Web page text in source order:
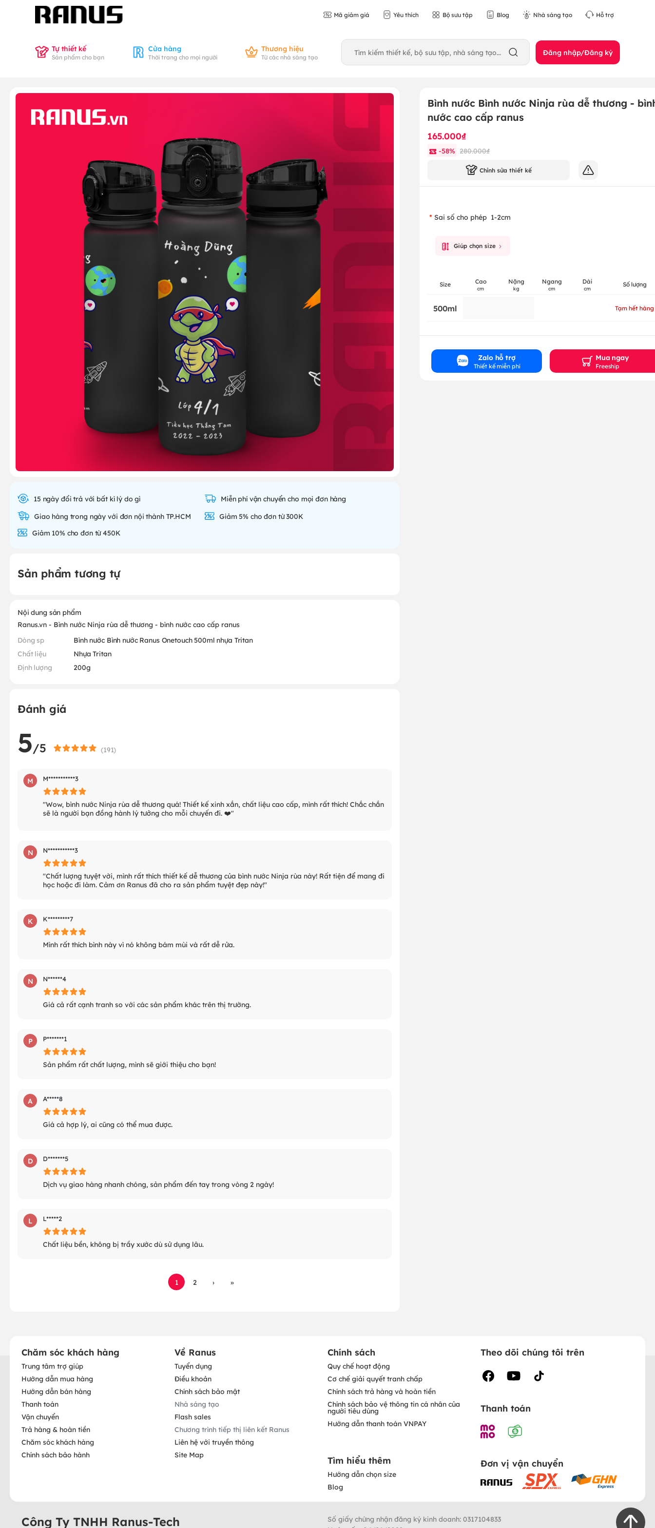
Mã giảm giá Yêu thích Bộ sưu tập Blog Nhà sáng tạo Hỗ trợ
Tự thiết kế
Sản phẩm cho bạn
Cửa hàng
Thời trang cho mọi người
Thương hiệu
Từ các nhà sáng tạo Đăng nhập/Đăng ký
15 ngày đổi trả với bất kì lý do gì
Miễn phí vận chuyển cho mọi đơn hàng
Giao hàng trong ngày với đơn nội thành TP.HCM
Giảm 5% cho đơn từ 300K
Giảm 10% cho đơn từ 450K
Sản phẩm tương tự
Nội dung sản phẩm
Ranus.vn - Bình nước Ninja rùa dễ thương - bình nước cao cấp ranus
Dòng sp
Bình nước Bình nước Ranus Onetouch 500ml nhựa Tritan
Chất liệu
Nhựa Tritan
Định lượng
200g
Đánh giá
5/5 (191)
M M***********3
"Wow, bình nước Ninja rùa dễ thương quá! Thiết kế xinh xắn, chất liệu cao cấp, mình rất thích! Chắc chắn
sẽ là người bạn đồng hành lý tưởng cho mỗi chuyến đi. ❤️"
N N***********3
"Chất lượng tuyệt vời, mình rất thích thiết kế dễ thương của bình nước Ninja rùa này! Rất tiện để mang đi
học hoặc đi làm. Cảm ơn Ranus đã cho ra sản phẩm tuyệt đẹp này!"
K K*********7
Mình rất thích bình này vì nó không bám mùi và rất dễ rửa.
N N******4
Giá cả rất cạnh tranh so với các sản phẩm khác trên thị trường.
P P*******1
Sản phẩm rất chất lượng, mình sẽ giới thiệu cho bạn!
A A*****8
Giá cả hợp lý, ai cũng có thể mua được.
D D*******5
Dịch vụ giao hàng nhanh chóng, sản phẩm đến tay trong vòng 2 ngày!
L L*****2
Chất liệu bền, không bị trầy xước dù sử dụng lâu.
1 2 › »
Bình nước Bình nước Ninja rùa dễ thương -
nước cao cấp ranus
165.000₫
-58% 280.000₫
Chỉnh sửa thiết kế
Sai số cho phép 1-2cm
Giúp chọn size
Size Cao
cm
Nặng
kg
Ngang
cm
Dài
cm Số lượng
500ml Tạm hết hàng
Zalo hỗ trợ
Thiết kế miễn phí
Mua ngay
Freeship
Chăm sóc khách hàng
Trung tâm trợ giúp
Hướng dẫn mua hàng
Hướng dẫn bán hàng
Thanh toán
Vận chuyển
Trả hàng & hoàn tiền
Chăm sóc khách hàng
Chính sách bảo hành
Về Ranus
Tuyển dụng
Điều khoản
Chính sách bảo mật
Nhà sáng tạo
Flash sales
Chương trình tiếp thị liên kết Ranus
Liên hệ với truyền thông
Site Map
Chính sách
Quy chế hoạt động
Cơ chế giải quyết tranh chấp
Chính sách trả hàng và hoàn tiền
Chính sách bảo vệ thông tin cá nhân của
người tiêu dùng
Hướng dẫn thanh toán VNPAY
Tìm hiểu thêm
Hướng dẫn chọn size
Blog
Theo dõi chúng tôi trên
Thanh toán
Đơn vị vận chuyển
Công Ty TNHH Ranus-Tech
Số giấy chứng nhận đăng ký kinh doanh: 0317104833